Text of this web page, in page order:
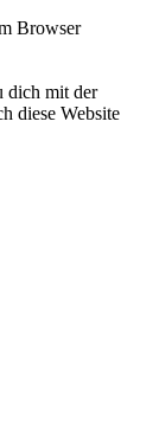
Browser
dich mit der
diese Website